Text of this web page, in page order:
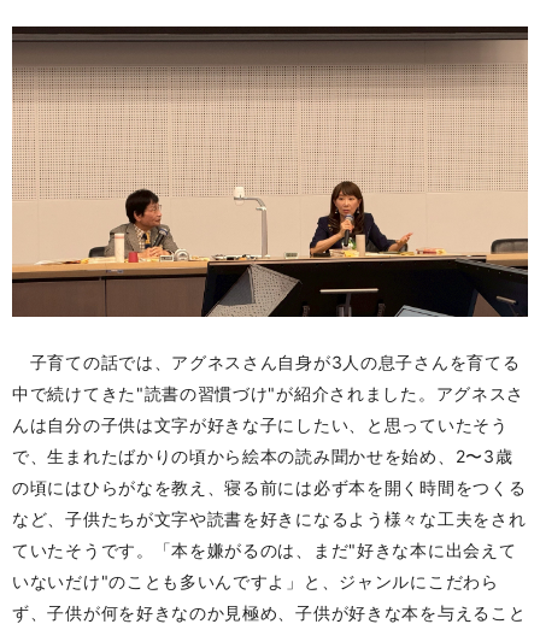
子育ての話では、アグネスさん自身が3人の息子さんを育てる
中で続けてきた"読書の習慣づけ"が紹介されました。アグネスさ
んは自分の子供は文字が好きな子にしたい、と思っていたそう
で、生まれたばかりの頃から絵本の読み聞かせを始め、2〜3歳
の頃にはひらがなを教え、寝る前には必ず本を開く時間をつくる
など、子供たちが文字や読書を好きになるよう様々な工夫をされ
ていたそうです。「本を嫌がるのは、まだ"好きな本に出会えて
いないだけ"のことも多いんですよ」と、ジャンルにこだわら
ず、子供が何を好きなのか見極め、子供が好きな本を与えること